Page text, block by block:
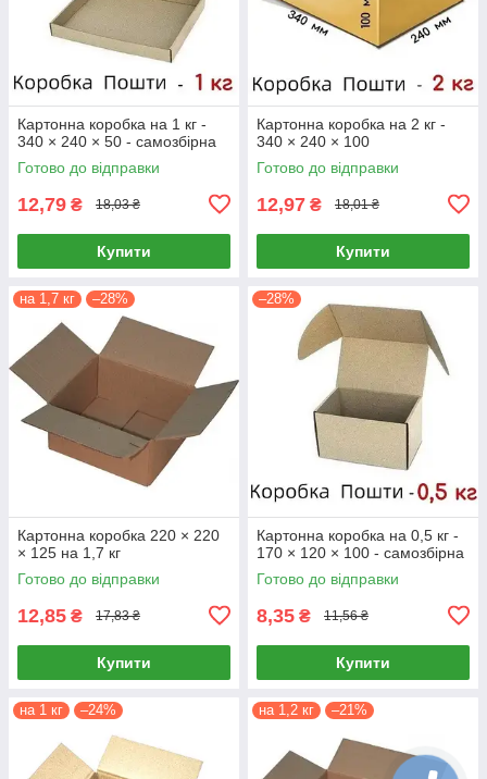
Картонна коробка на 1 кг -
340 × 240 × 50 - самозбірна
Готово до відправки
12,79 ₴ 18,03 ₴
Купити
Картонна коробка на 2 кг -
340 × 240 × 100
Готово до відправки
12,97 ₴ 18,01 ₴
Купити
на 1,7 кг –28%
Картонна коробка 220 × 220
× 125 на 1,7 кг
Готово до відправки
12,85 ₴ 17,83 ₴
Купити
–28%
Картонна коробка на 0,5 кг -
170 × 120 × 100 - самозбірна
Готово до відправки
8,35 ₴ 11,56 ₴
Купити
на 1 кг –24% на 1,2 кг –21%